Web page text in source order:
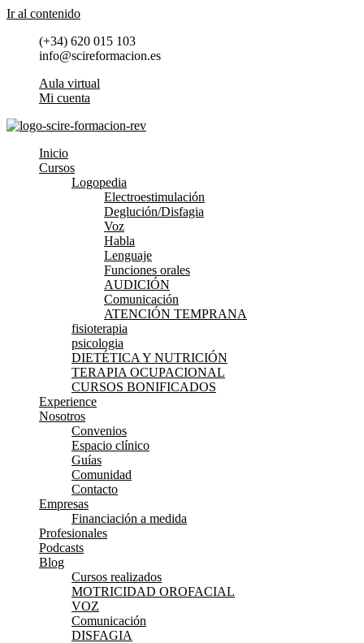
Ir al contenido
(+34) 620 015 103
info@scireformacion.es
Aula virtual
Mi cuenta
Inicio
Cursos
Logopedia
Electroestimulación
Deglución/Disfagia
Voz
Habla
Lenguaje
Funciones orales
AUDICIÓN
Comunicación
ATENCIÓN TEMPRANA
fisioterapia
psicologia
DIETÉTICA Y NUTRICIÓN
TERAPIA OCUPACIONAL
CURSOS BONIFICADOS
Experience
Nosotros
Convenios
Espacio clínico
Guías
Comunidad
Contacto
Empresas
Financiación a medida
Profesionales
Podcasts
Blog
Cursos realizados
MOTRICIDAD OROFACIAL
VOZ
Comunicación
DISFAGIA